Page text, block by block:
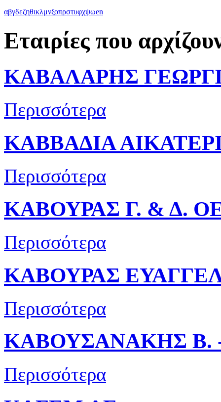
αβγδεζηθικλμνξοπρστυφχψωen
Εταιρίες που
ΚΑΒΑΛΑΡΗΣ
Περισσότερα
ΚΑΒΒΑΔΙΑ
Περισσότερα
ΚΑΒΟΥΡΑΣ Γ. & Δ.
Περισσότερα
ΚΑΒΟΥΡΑΣ
Περισσότερα
ΚΑΒΟΥΣΑΝΑΚΗΣ Β.
Περισσότερα